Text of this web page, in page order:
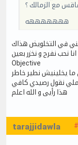
مع الزمالك ؟
هههههههه
في التخلويض هذاك
انا نحب نفرح و نخزر بعين
Objective
يخلينيش نطير خاطر
ملي نقول رصيدي كافي
هذا رأيى و الله اعلم
tarajjidawla